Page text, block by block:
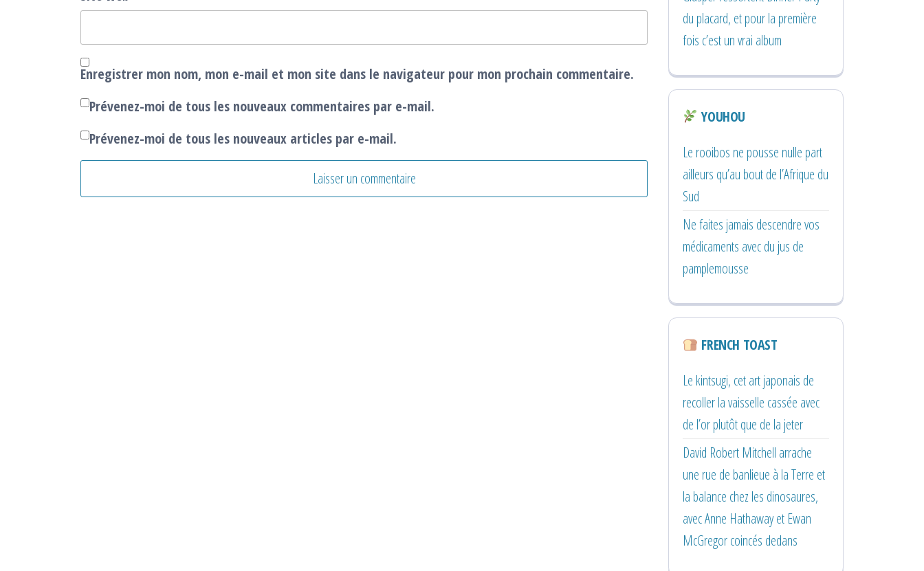
Enregistrer mon nom, mon e-mail et mon site dans le navigateur pour mon prochain commentaire.
Prévenez-moi de tous les nouveaux commentaires par e-mail.
Prévenez-moi de tous les nouveaux articles par e-mail.
du placard, et pour la première
fois c’est un vrai album
YOUHOU
Le rooibos ne pousse nulle part
ailleurs qu’au bout de l’Afrique du
Sud
Ne faites jamais descendre vos
médicaments avec du jus de
pamplemousse
FRENCH TOAST
Le kintsugi, cet art japonais de
recoller la vaisselle cassée avec
de l’or plutôt que de la jeter
David Robert Mitchell arrache
une rue de banlieue à la Terre et
la balance chez les dinosaures,
avec Anne Hathaway et Ewan
McGregor coincés dedans